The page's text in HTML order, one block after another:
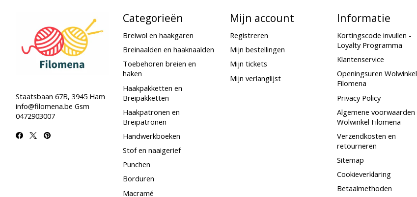
Staatsbaan 67B, 3945 Ham
info@filomena.be Gsm
0472903007
Categorieën
Breiwol en haakgaren
Breinaalden en haaknaalden
Toebehoren breien en
haken
Haakpakketten en
Breipakketten
Haakpatronen en
Breipatronen
Handwerkboeken
Stof en naaigerief
Punchen
Borduren
Macramé
Mijn account
Registreren
Mijn bestellingen
Mijn tickets
Mijn verlanglijst
Informatie
Kortingscode invullen -
Loyalty Programma
Klantenservice
Openingsuren Wolwinkel
Filomena
Privacy Policy
Algemene voorwaarden
Wolwinkel Filomena
Verzendkosten en
retourneren
Sitemap
Cookieverklaring
Betaalmethoden